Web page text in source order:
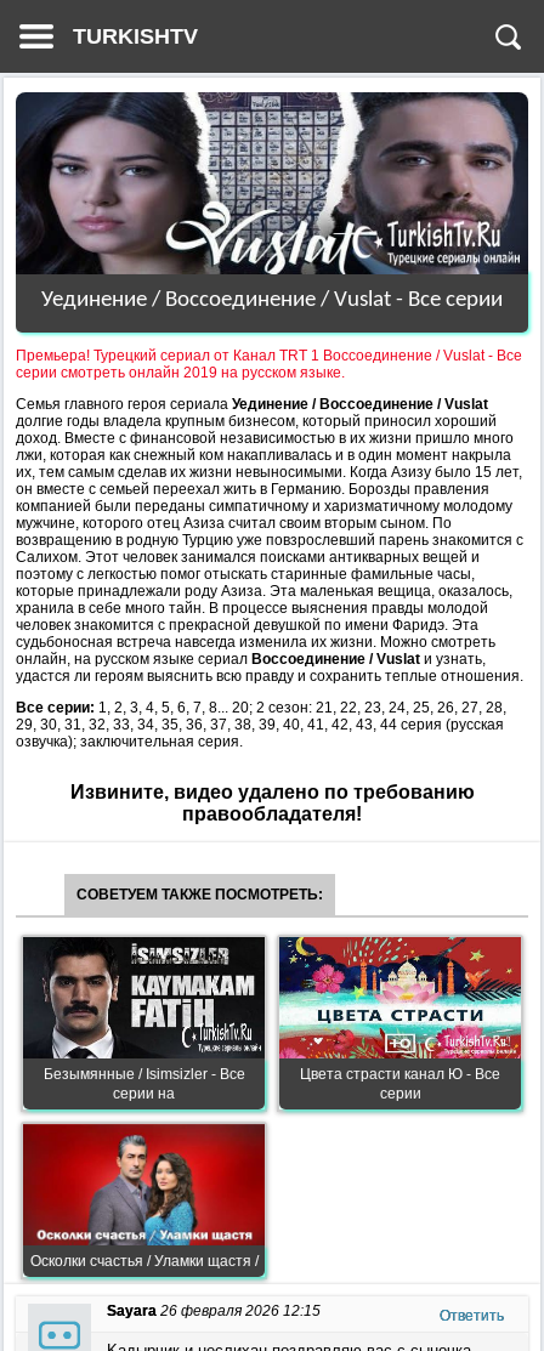
TURKISHTV
Уединение / Воссоединение / Vuslat - Все серии
Премьера! Турецкий сериал от Канал TRT 1 Воссоединение / Vuslat - Все
серии смотреть онлайн 2019 на русском языке.
Семья главного героя сериала Уединение / Воссоединение / Vuslat
долгие годы владела крупным бизнесом, который приносил хороший
доход. Вместе с финансовой независимостью в их жизни пришло много
лжи, которая как снежный ком накапливалась и в один момент накрыла
их, тем самым сделав их жизни невыносимыми. Когда Азизу было 15 лет,
он вместе с семьей переехал жить в Германию. Борозды правления
компанией были переданы симпатичному и харизматичному молодому
мужчине, которого отец Азиза считал своим вторым сыном. По
возвращению в родную Турцию уже повзрослевший парень знакомится с
Салихом. Этот человек занимался поисками антикварных вещей и
поэтому с легкостью помог отыскать старинные фамильные часы,
которые принадлежали роду Азиза. Эта маленькая вещица, оказалось,
хранила в себе много тайн. В процессе выяснения правды молодой
человек знакомится с прекрасной девушкой по имени Фаридэ. Эта
судьбоносная встреча навсегда изменила их жизни. Можно смотреть
онлайн, на русском языке сериал Воссоединение / Vuslat и узнать,
удастся ли героям выяснить всю правду и сохранить теплые отношения.
Все серии: 1, 2, 3, 4, 5, 6, 7, 8... 20; 2 сезон: 21, 22, 23, 24, 25, 26, 27, 28,
29, 30, 31, 32, 33, 34, 35, 36, 37, 38, 39, 40, 41, 42, 43, 44 серия (русская
озвучка); заключительная серия.
Извините, видео удалено по требованию
правообладателя!
СОВЕТУЕМ ТАКЖЕ ПОСМОТРЕТЬ:
Безымянные / Isimsizler - Все
серии на
Цвета страсти канал Ю - Все
серии
Осколки счастья / Уламки щастя /
Sayara 26 февраля 2026 12:15 Ответить